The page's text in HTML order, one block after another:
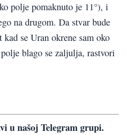
polje pomaknuto je 11°), i
na drugom. Da stvar bude
se Uran okrene sam oko
blago se zaljulja, rastvori
u našoj Telegram grupi.